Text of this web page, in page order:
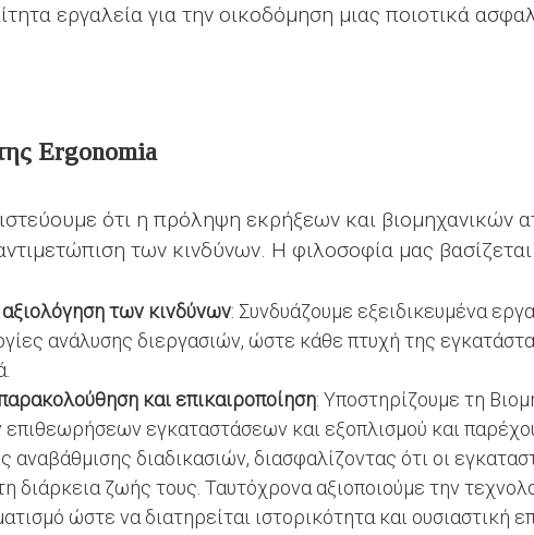
εργαλεία για την οικοδόμηση μιας ποιοτικά
Ergonomia
ότι η πρόληψη εκρήξεων και βιομηχανικών
των κινδύνων. Η φιλοσοφία μας βασίζεται
των κινδύνων: Συνδυάζουμε εξειδικευμένα
ανάλυσης διεργασιών, ώστε κάθε πτυχή της
και επικαιροποίηση: Υποστηρίζουμε τη
επιθεωρήσεων εγκαταστάσεων και εξοπλισμού και
αναβάθμισης διαδικασιών, διασφαλίζοντας ότι οι
διάρκεια ζωής τους. Ταυτόχρονα αξιοποιούμε την
ώστε να διατηρείται ιστορικότητα και ουσιαστική